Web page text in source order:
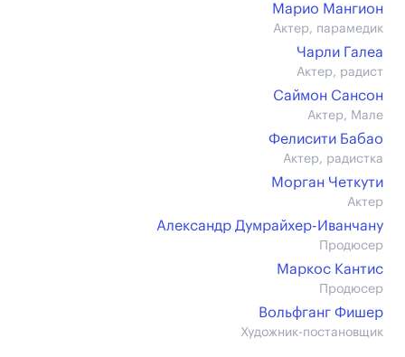
Марио Мангион
Актер, парамедик
Чарли Галеа
Актер, радист
Саймон Сансон
Актер, Мале
Фелисити Бабао
Актер, радистка
Морган Четкути
Актер
Александр Думрайхер-Иванчану
Продюсер
Маркос Кантис
Продюсер
Вольфганг Фишер
Художник-постановщик